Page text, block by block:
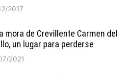
2017
mora de Crevillente Carmen del
un lugar para perderse
2021